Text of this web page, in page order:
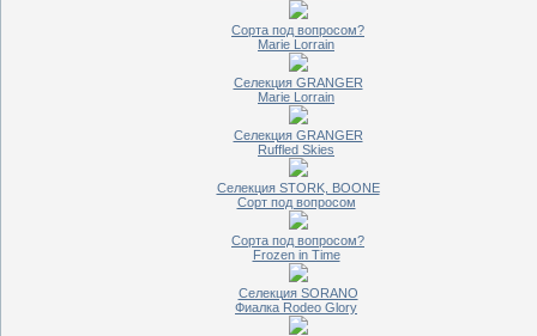
Сорта под вопросом?
Marie Lorrain
Селекция GRANGER
Marie Lorrain
Селекция GRANGER
Ruffled Skies
Селекция STORK, BOONE
Сорт под вопросом
Сорта под вопросом?
Frozen in Time
Селекция SORANO
Фиалка Rodeo Glory